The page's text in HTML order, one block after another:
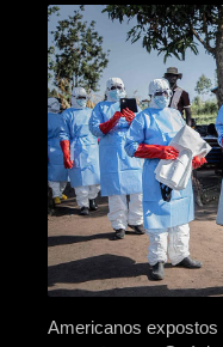
Americanos